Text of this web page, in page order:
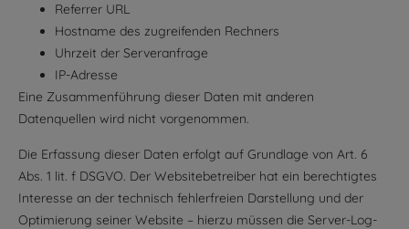
Referrer URL
Hostname des zugreifenden Rechners
Uhrzeit der Serveranfrage
IP-Adresse
Eine Zusammenführung dieser Daten mit anderen
Datenquellen wird nicht vorgenommen.
Die Erfassung dieser Daten erfolgt auf Grundlage von Art. 6
Abs. 1 lit. f DSGVO. Der Websitebetreiber hat ein berechtigtes
Interesse an der technisch fehlerfreien Darstellung und der
Optimierung seiner Website – hierzu müssen die Server-Log-